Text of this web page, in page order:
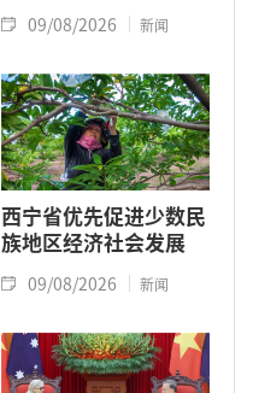
09/08/2026 新闻
西宁省优先促进少数民
族地区经济社会发展
09/08/2026 新闻